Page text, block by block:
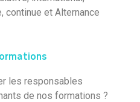
continue et Alternance
les responsables
de nos formations ?